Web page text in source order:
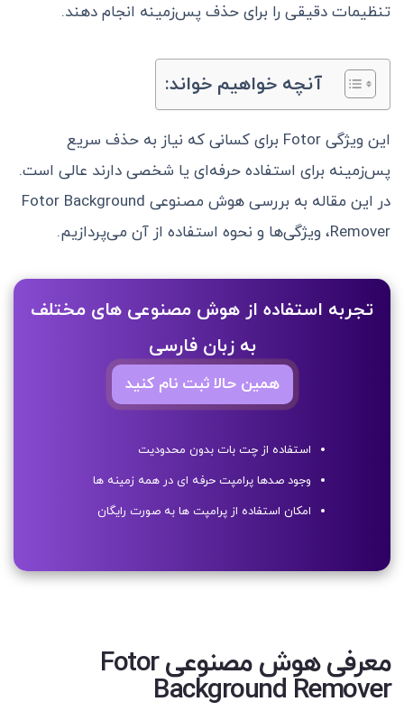
تنظیمات دقیقی را برای حذف پس‌زمینه انجام دهند.
آنچه خواهیم خواند:
این ویژگی Fotor برای کسانی که نیاز به حذف سریع
پس‌زمینه برای استفاده حرفه‌ای یا شخصی دارند عالی است.
در این مقاله به بررسی هوش مصنوعی Fotor Background
Remover، ویژگی‌ها و نحوه استفاده از آن می‌پردازیم.
تجربه استفاده از هوش مصنوعی های مختلف
به زبان فارسی
همین حالا ثبت نام کنید
استفاده از چت بات بدون محدودیت
وجود صدها پرامپت حرفه ای در همه زمینه ها
امکان استفاده از پرامپت ها به صورت رایگان
معرفی هوش مصنوعیFotor
Background Remover